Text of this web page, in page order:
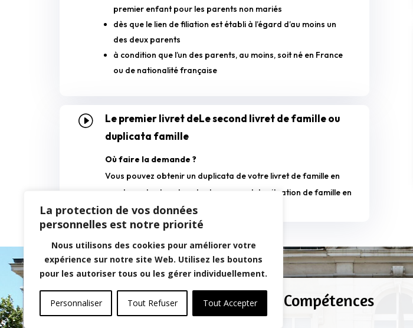
La protection de vos données
personnelles est notre priorité
Nous utilisons des cookies pour améliorer votre
expérience sur notre site Web. Utilisez les boutons
pour les autoriser tous ou les gérer individuellement.
Personnaliser Tout Refuser Tout Accepter
premier enfant pour les parents non mariés
dès que le lien de filiation est établi à l’égard d’au moins un
des deux parents
à condition que l’un des parents, au moins, soit né en France
ou de nationalité française
I
Le premier livret deLe second livret de famille ou
duplicata famille
Où faire la demande ?
Vous pouvez obtenir un duplicata de votre livret de famille en
cas de perte, de vol ou de changement de situation de famille en
vous adressant à la Mairie de votre domicile.
Nos Compétences